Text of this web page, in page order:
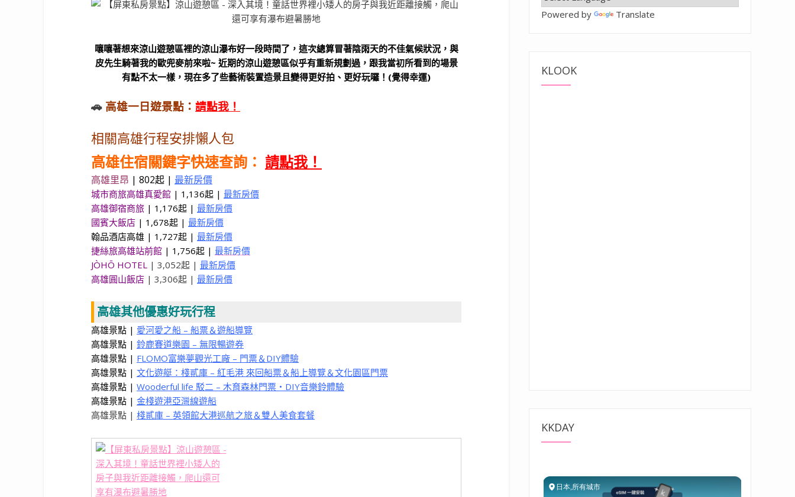
嚷嚷著想來涼山遊憩區裡的涼山瀑布好一段時間了，這次總算冒著陰雨天的不佳氣候狀況，與
皮先生騎著我的歐兜麥前來啦~ 近期的涼山遊憩區似乎有重新規劃過，跟我當初所看到的場景
有點不太一樣，現在多了些藝術裝置造景且變得更好拍、更好玩囉！(覺得幸運)
🚗 高雄一日遊景點： 請點我！
相關高雄行程安排懶人包
高雄住宿關鍵字快速查詢： 請點我！
高雄里昂 | 802起 | 最新房價
城市商旅高雄真愛館 | 1,136起 | 最新房價
高雄御宿商旅 | 1,176起 | 最新房價
國賓大飯店 | 1,678起 | 最新房價
翰品酒店高雄 | 1,727起 | 最新房價
捷絲旅高雄站前館 | 1,756起 | 最新房價
JÒHŌ HOTEL | 3,052起 | 最新房價
高雄圓山飯店 | 3,306起 | 最新房價
高雄其他優惠好玩行程
高雄景點 | 愛河愛之船 – 船票＆遊船導覽
高雄景點 | 鈴鹿賽道樂園 – 無限暢遊券
高雄景點 | FLOMO富樂夢觀光工廠 – 門票＆DIY體驗
高雄景點 | 文化遊艇：棧貳庫 – 紅毛港 來回船票＆船上導覽＆文化園區門票
高雄景點 | Wooderful life 駁二 – 木育森林門票・DIY音樂鈴體驗
高雄景點 | 金棧遊港亞灣線遊船
高雄景點 | 棧貳庫 – 英領館大港巡航之旅＆雙人美食套餐
Powered by Translate
KLOOK
KKDAY